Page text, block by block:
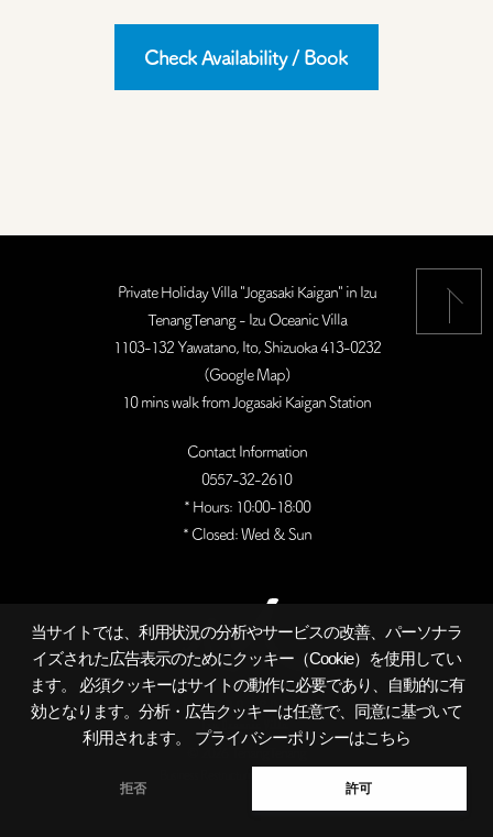
当サイトでは、利用状況の分析やサービスの改善、パーソナラ
イズされた広告表示のためにクッキー（Cookie）を使用してい
ます。 必須クッキーはサイトの動作に必要であり、自動的に有
効となります。分析・広告クッキーは任意で、同意に基づいて
利用されます。
プライバシーポリシーはこちら
拒否 許可
Check Availability / Book
Private Holiday Villa "Jogasaki Kaigan" in Izu
TenangTenang - Izu Oceanic Villa
1103-132 Yawatano, Ito, Shizuoka 413-0232
(Google Map)
10 mins walk from Jogasaki Kaigan Station
Contact Information
0557-32-2610
* Hours: 10:00-18:00
* Closed: Wed & Sun